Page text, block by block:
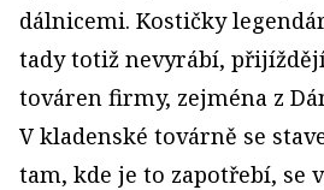
dálnicemi. Kostičky
tady totiž nevyrábí,
továren firmy, zejména z
V kladenské továrně se
tam, kde je to zapotřebí, se